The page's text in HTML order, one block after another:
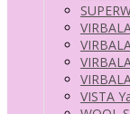
VISTA